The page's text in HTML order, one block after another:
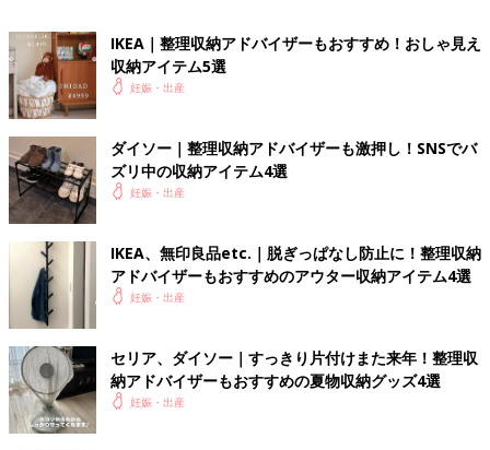
「仕事柄、増えがちな洋服類は、カテゴリーに分けて、それぞれ
使いやすさを考えながら収納。たとえば、帽子はつぶれないよう
に重ねたり、デニムは上からひと目で柄と色がわかるように並べ
たり、靴下は色別にまとめたり、など。朝の着替えがスムーズに
なるので、時短になります」
IKEA｜整理収納アドバイザーもおすすめ！おしゃ見え
収納アイテム5選
妊娠・出産
ダイソー｜整理収納アドバイザーも激押し！SNSでバ
ズリ中の収納アイテム4選
妊娠・出産
IKEA、無印良品etc.｜脱ぎっぱなし防止に！整理収納
アドバイザーもおすすめのアウター収納アイテム4選
妊娠・出産
セリア、ダイソー｜すっきり片付けまた来年！整理収
納アドバイザーもおすすめの夏物収納グッズ4選
妊娠・出産